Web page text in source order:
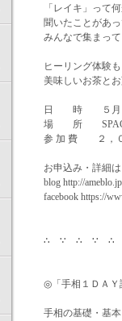
「レイキ」って
聞いたことがあっ
みんなで集まって
ヒーリング体験
美味しいお茶と
日 時 ５月２３
場 所 SPACE
参 加 費 ２，
お申込み・詳細
blog http://
facebook https://
∴ ∵ ∴ ∵ ∴
◎「手相１ＤＡＹ
手相の基礎・基